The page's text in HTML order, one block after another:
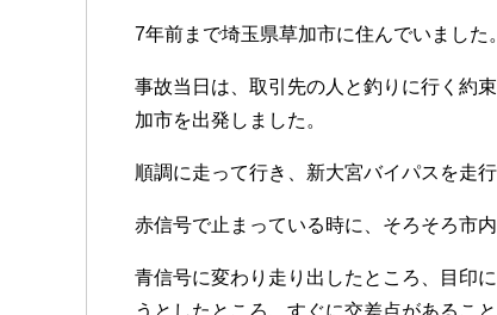
7年前まで埼玉県草加市に住んでいました。
事故当日は、取引先の人と釣りに行く約
加市を出発しました。
順調に走って行き、新大宮バイパスを走行
赤信号で止まっている時に、そろそろ市
青信号に変わり走り出したところ、目印
うとしたところ、すぐに交差点があるこ